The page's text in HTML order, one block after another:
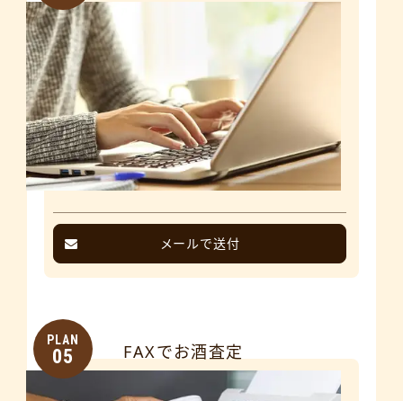
メールで送付
PLAN
05 FAXでお酒査定